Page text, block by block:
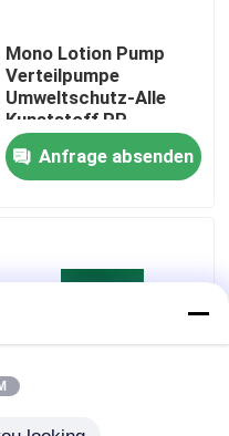
Mono Lotion Pump
Verteilpumpe
Umweltschutz-Alle
Kunststoff PP
Frühling Flasche
Verteilpumpe
Anfrage absenden